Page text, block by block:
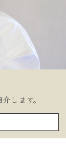
します。